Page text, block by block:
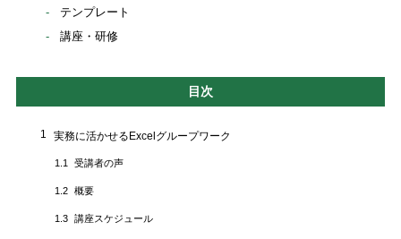
テンプレート
講座・研修
目次
1 実務に活かせるExcelグループワーク
1.1 受講者の声
1.2 概要
1.3 講座スケジュール